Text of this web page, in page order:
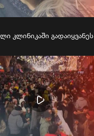
კლინიკაში გადაიყვანეს